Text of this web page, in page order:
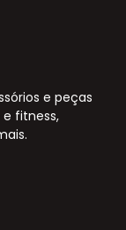
e peças
fitness,